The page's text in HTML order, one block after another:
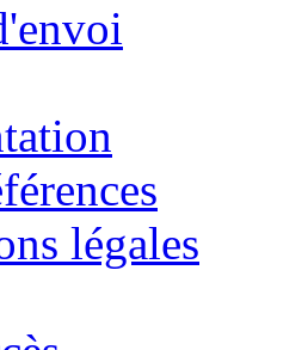
légales